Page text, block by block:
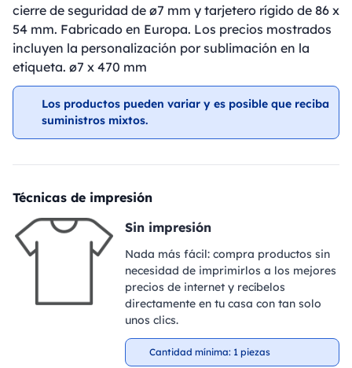
cierre de seguridad de ø7 mm y tarjetero rígido de 86 x
54 mm. Fabricado en Europa. Los precios mostrados
incluyen la personalización por sublimación en la
etiqueta. ø7 x 470 mm
Los productos pueden variar y es posible que reciba
suministros mixtos.
Técnicas de impresión
Sin impresión
Nada más fácil: compra productos sin
necesidad de imprimirlos a los mejores
precios de internet y recíbelos
directamente en tu casa con tan solo
unos clics.
Cantidad mínima: 1 piezas